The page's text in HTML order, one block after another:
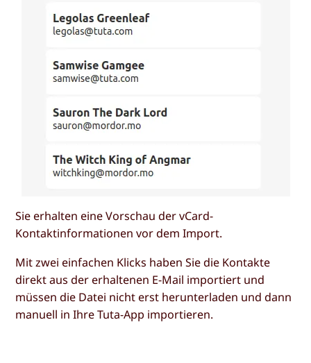
Sie erhalten eine Vorschau der vCard-
Kontaktinformationen vor dem Import.
Mit zwei einfachen Klicks haben Sie die Kontakte
direkt aus der erhaltenen E-Mail importiert und
müssen die Datei nicht erst herunterladen und dann
manuell in Ihre Tuta-App importieren.